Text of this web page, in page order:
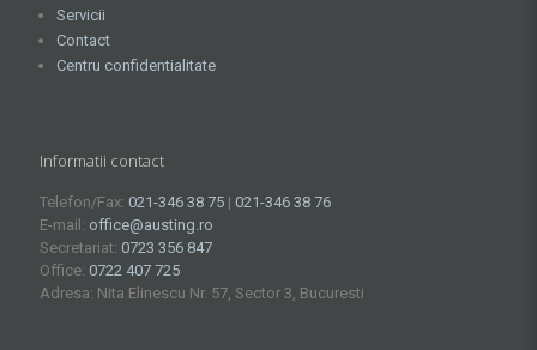
Servicii
Contact
Centru confidentialitate
Informatii contact
Telefon/Fax: 021-346 38 75 | 021-346 38 76
E-mail: office@austing.ro
Secretariat: 0723 356 847
Office: 0722 407 725
Adresa: Nita Elinescu Nr. 57, Sector 3, Bucuresti